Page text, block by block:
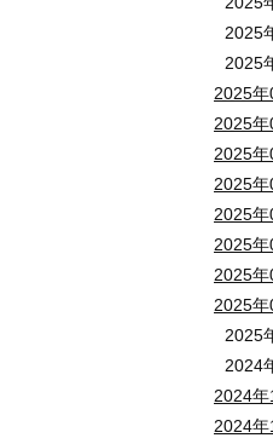
2025
2025
2025
2025
2025
2025
2025
2025
2025
2025
2025
2024
2024
2024
会場参加のみならず、ライブ
ご自宅でも当セミナーをご視聴
途中退席も可能ですので、お気
★★★「ZOOM」にて配信して
「ZOOM」の動画配信サイトよ
ご自宅でも・移動中でも、ス
（※ 通信料はご負担ください。
ライブ配信セミナーご希望の
いただいたメールアドレス宛
メールにある 「 セミナー視